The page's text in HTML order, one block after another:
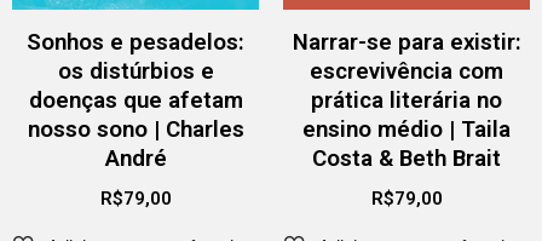
Sonhos e pesadelos:
os distúrbios e
doenças que afetam
nosso sono | Charles
André
R$79,00
Narrar-se para existir:
escrevivência com
prática literária no
ensino médio | Taila
Costa & Beth Brait
R$79,00